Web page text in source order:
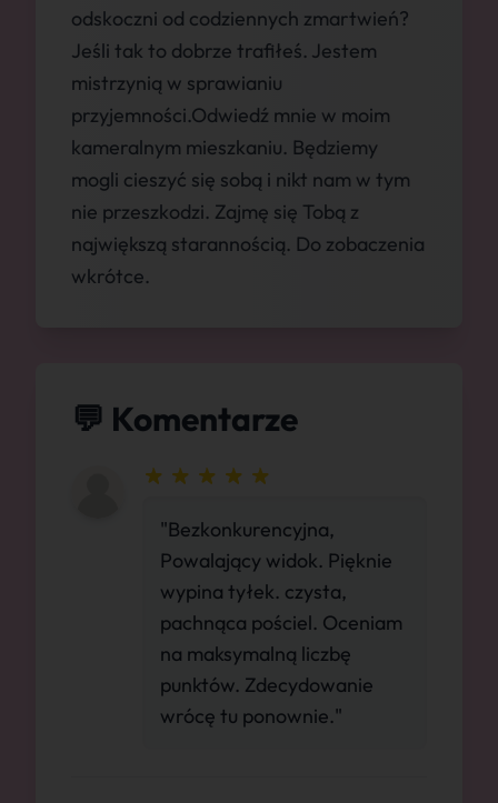
odskoczni od codziennych zmartwień?
Jeśli tak to dobrze trafiłeś. Jestem
mistrzynią w sprawianiu
przyjemności.Odwiedź mnie w moim
kameralnym mieszkaniu. Będziemy
mogli cieszyć się sobą i nikt nam w tym
nie przeszkodzi. Zajmę się Tobą z
największą starannością. Do zobaczenia
wkrótce.
💬 Komentarze
"Bezkonkurencyjna,
Powalający widok. Pięknie
wypina tyłek. czysta,
pachnąca pościel. Oceniam
na maksymalną liczbę
punktów. Zdecydowanie
wrócę tu ponownie."